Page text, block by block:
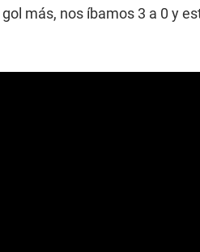
más, nos íbamos 3 a 0 y